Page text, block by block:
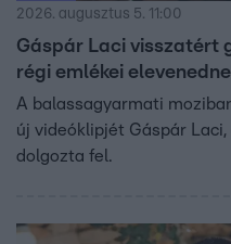
2026. augusztus 5. 11:00
Gáspár Laci visszatért
régi emlékei
A balassagyarmati
új videóklipjét Gáspár
dolgozta fel.